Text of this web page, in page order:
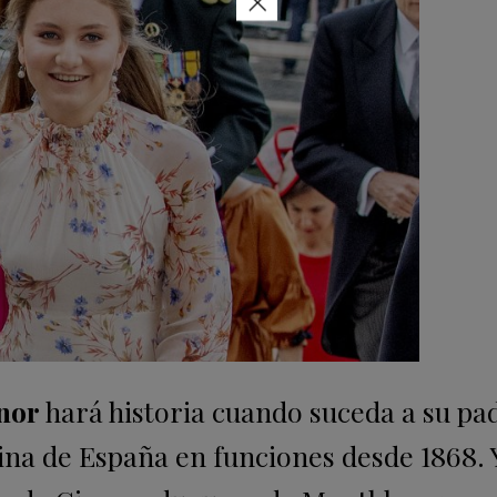
hará historia cuando suceda a su
de España en funciones desde 1868.